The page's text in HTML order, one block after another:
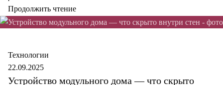
Продолжить чтение
Технологии
22.09.2025
Устройство модульного дома — что скрыто